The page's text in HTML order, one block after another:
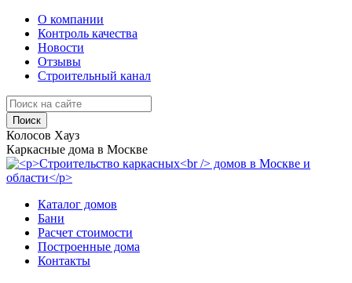
О компании
Контроль качества
Новости
Отзывы
Строительный канал
Поиск
Колосов Хауз
Каркасные дома в Москве
Каталог домов
Бани
Расчет стоимости
Построенные дома
Контакты